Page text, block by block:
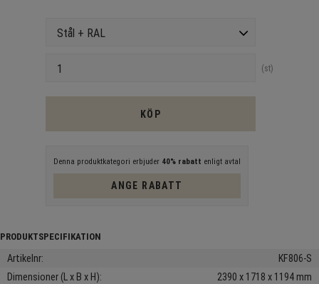
st
KÖP
Denna produktkategori erbjuder 40% rabatt enligt avtal
ANGE RABATT
Artikelnr
KF806-S
Dimensioner (L x B x H)
2390 x 1718 x 1194 mm